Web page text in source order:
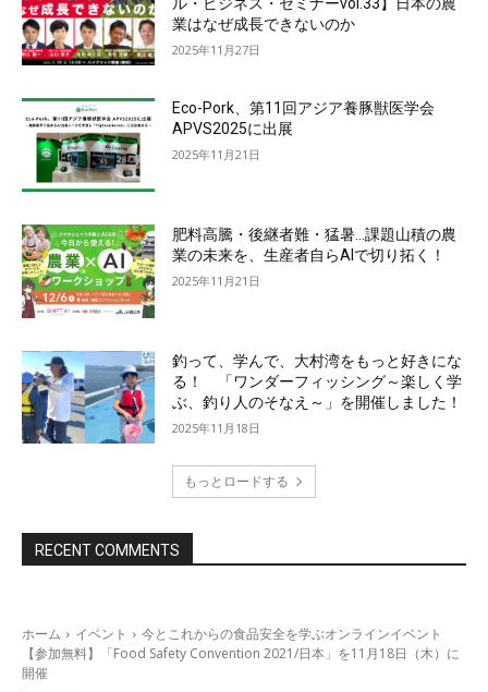
業はなぜ成長できないのか
2025年11月27日
Eco-Pork、第11回アジア養豚獣医学会
APVS2025に出展
2025年11月21日
肥料高騰・後継者難・猛暑…課題山積の農
業の未来を、生産者自らAIで切り拓く！
2025年11月21日
釣って、学んで、大村湾をもっと好きにな
る！ 「ワンダーフィッシング～楽しく学
ぶ、釣り人のそなえ～」を開催しました！
2025年11月18日
もっとロードする
RECENT COMMENTS